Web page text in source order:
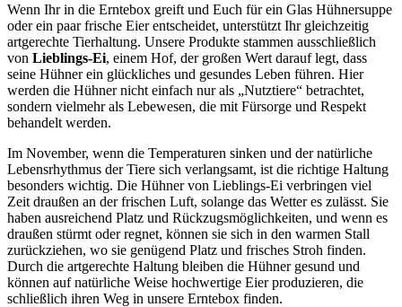
Wenn Ihr in die Erntebox greift und Euch für ein Glas Hühnersuppe
oder ein paar frische Eier entscheidet, unterstützt Ihr gleichzeitig
artgerechte Tierhaltung. Unsere Produkte stammen ausschließlich
von Lieblings-Ei, einem Hof, der großen Wert darauf legt, dass
seine Hühner ein glückliches und gesundes Leben führen. Hier
werden die Hühner nicht einfach nur als „Nutztiere“ betrachtet,
sondern vielmehr als Lebewesen, die mit Fürsorge und Respekt
behandelt werden.
Im November, wenn die Temperaturen sinken und der natürliche
Lebensrhythmus der Tiere sich verlangsamt, ist die richtige Haltung
besonders wichtig. Die Hühner von Lieblings-Ei verbringen viel
Zeit draußen an der frischen Luft, solange das Wetter es zulässt. Sie
haben ausreichend Platz und Rückzugsmöglichkeiten, und wenn es
draußen stürmt oder regnet, können sie sich in den warmen Stall
zurückziehen, wo sie genügend Platz und frisches Stroh finden.
Durch die artgerechte Haltung bleiben die Hühner gesund und
können auf natürliche Weise hochwertige Eier produzieren, die
schließlich ihren Weg in unsere Erntebox finden.